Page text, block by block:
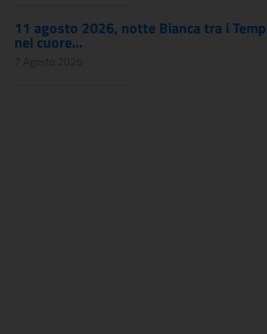
11 agosto 2026, notte Bianca tra i
nel cuore...
7 Agosto 2026